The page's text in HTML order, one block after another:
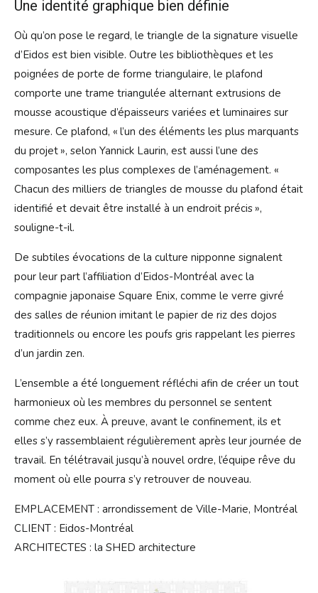
Une identité graphique bien définie
Où qu’on pose le regard, le triangle de la signature visuelle
d’Eidos est bien visible. Outre les bibliothèques et les
poignées de porte de forme triangulaire, le plafond
comporte une trame triangulée alternant extrusions de
mousse acoustique d’épaisseurs variées et luminaires sur
mesure. Ce plafond, « l’un des éléments les plus marquants
du projet », selon Yannick Laurin, est aussi l’une des
composantes les plus complexes de l’aménagement. «
Chacun des milliers de triangles de mousse du plafond était
identifié et devait être installé à un endroit précis »,
souligne-t-il.
De subtiles évocations de la culture nipponne signalent
pour leur part l’affiliation d’Eidos-Montréal avec la
compagnie japonaise Square Enix, comme le verre givré
des salles de réunion imitant le papier de riz des dojos
traditionnels ou encore les poufs gris rappelant les pierres
d’un jardin zen.
L’ensemble a été longuement réfléchi afin de créer un tout
harmonieux où les membres du personnel se sentent
comme chez eux. À preuve, avant le confinement, ils et
elles s’y rassemblaient régulièrement après leur journée de
travail. En télétravail jusqu’à nouvel ordre, l’équipe rêve du
moment où elle pourra s’y retrouver de nouveau.
EMPLACEMENT : arrondissement de Ville-Marie, Montréal
CLIENT : Eidos-Montréal
ARCHITECTES : la SHED architecture